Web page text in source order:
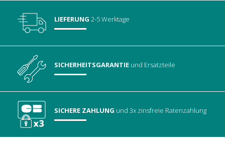
LIEFERUNG 2-5 Werktage
SICHERHEITSGARANTIE und Ersatzteile
SICHERE ZAHLUNG und 3x zinsfreie Ratenzahlung